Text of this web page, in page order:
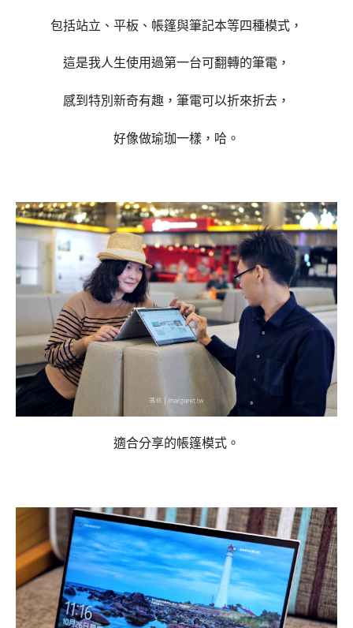
包括站立、平板、帳篷與筆記本等四種模式，
這是我人生使用過第一台可翻轉的筆電，
感到特別新奇有趣，筆電可以折來折去，
好像做瑜珈一樣，哈。
適合分享的帳篷模式。